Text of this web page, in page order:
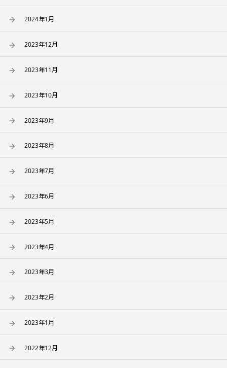
2024年1月
2023年12月
2023年11月
2023年10月
2023年9月
2023年8月
2023年7月
2023年6月
2023年5月
2023年4月
2023年3月
2023年2月
2023年1月
2022年12月